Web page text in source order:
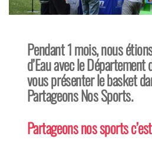
Pendant 1 mois, nous
d’Eau avec le
vous présenter le basket
Partageons Nos Sports.
Partageons nos sports